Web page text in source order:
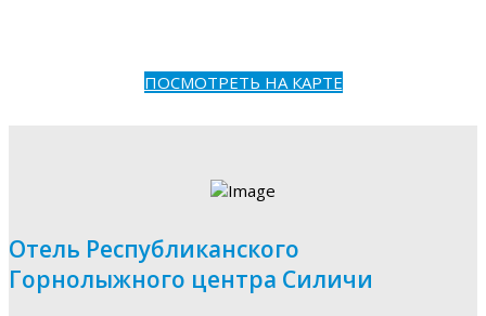
ПОСМОТРЕТЬ НА КАРТЕ
Отель Республиканского
Горнолыжного центра Силичи